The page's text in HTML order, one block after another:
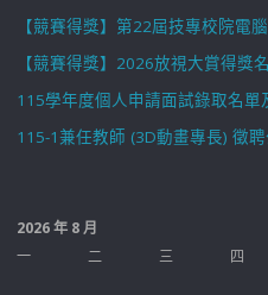
【競賽得獎】第22屆技專校院電
【競賽得獎】2026放視大賞得獎
115學年度個人申請面試錄取名單
115-1兼任教師 (3D動畫專長) 徵
2026 年 8 月
一
二 三 四